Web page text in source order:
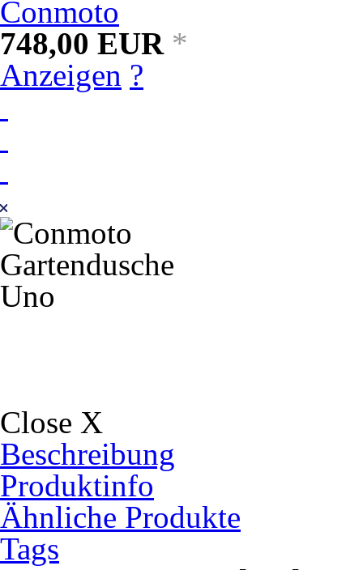
748,00 EUR *
Anzeigen ?
Close X
Beschreibung
Produktinfo
Ähnliche Produkte
Tags